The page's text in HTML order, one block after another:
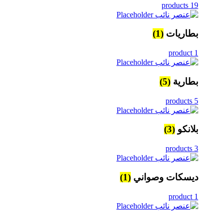
19 products
بطاريات (1)
1 product
بطارية (5)
5 products
بلانكو (3)
3 products
ديسكات وصواني (1)
1 product